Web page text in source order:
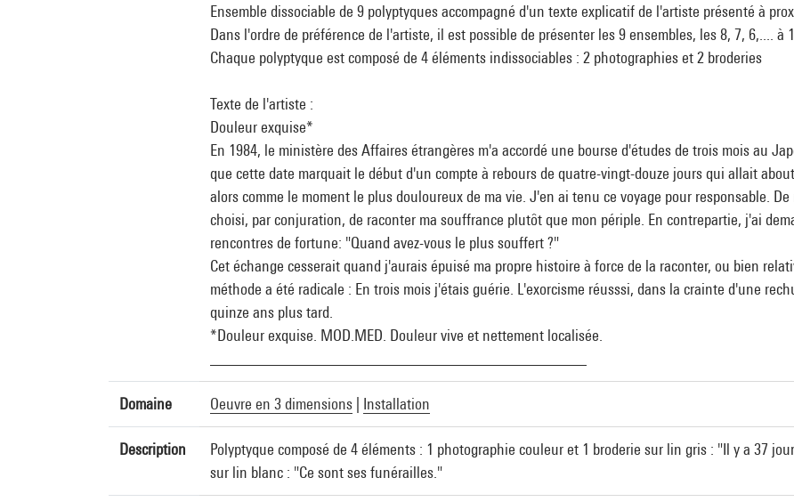
Ensemble dissociable de 9 polyptyques accompagné d'un texte explicatif de l'artiste présenté à
Dans l'ordre de préférence de l'artiste, il est possible de présenter les 9 ensembles, les 8, 7, 6,.... à
Chaque polyptyque est composé de 4 éléments indissociables : 2 photographies et 2 broderies
Texte de l'artiste :
Douleur exquise*
En 1984, le ministère des Affaires étrangères m'a accordé une bourse d'études de trois mois au
que cette date marquait le début d'un compte à rebours de quatre-vingt-douze jours qui allait
alors comme le moment le plus douloureux de ma vie. J'en ai tenu ce voyage pour responsable.
choisi, par conjuration, de raconter ma souffrance plutôt que mon périple. En contrepartie, j'ai
rencontres de fortune: "Quand avez-vous le plus souffert ?"
Cet échange cesserait quand j'aurais épuisé ma propre histoire à force de la raconter, ou bien
méthode a été radicale : En trois mois j'étais guérie. L'exorcisme réusssi, dans la crainte d'une
quinze ans plus tard.
*Douleur exquise. MOD.MED. Douleur vive et nettement localisée.
Domaine Oeuvre en 3 dimensions Installation
Description
Polyptyque composé de 4 éléments : 1 photographie couleur et 1 broderie sur lin gris : "Il y a 37
sur lin blanc : "Ce sont ses funérailles."